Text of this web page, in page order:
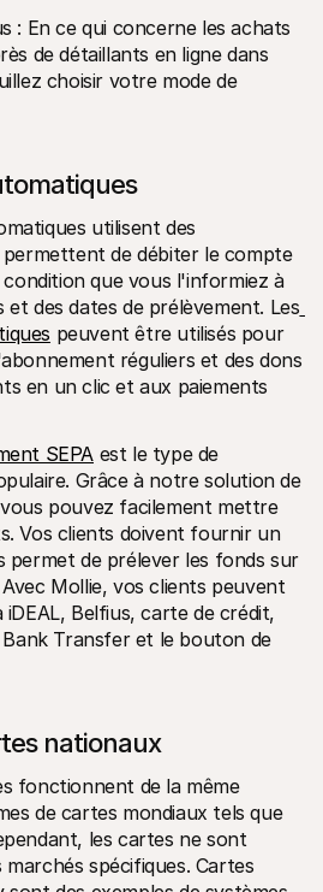
: En ce qui concerne les achats
de détaillants en ligne dans
choisir votre mode de
utilisent des
de débiter le compte
que vous l'informiez à
des dates de prélèvement. Les
peuvent être utilisés pour
réguliers et des dons
en un clic et aux paiements
SEPA est le type de
Grâce à notre solution de
pouvez facilement mettre
Vos clients doivent fournir un
permet de prélever les fonds sur
Mollie, vos clients peuvent
iDEAL, Belfius, carte de crédit,
Transfer et le bouton de
nationaux
fonctionnent de la même
de cartes mondiaux tels que
les cartes ne sont
spécifiques. Cartes